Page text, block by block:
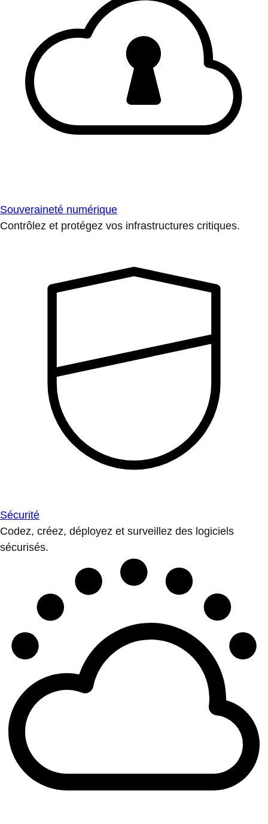
Souveraineté numérique
Contrôlez et protégez vos infrastructures critiques.
Sécurité
Codez, créez, déployez et surveillez des logiciels
sécurisés.